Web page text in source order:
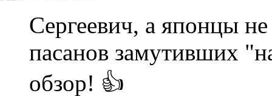
Сергеевич, а японцы
пасанов замутивших
обзор! 👍